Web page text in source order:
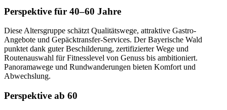
Perspektive für 40–60 Jahre
Diese Altersgruppe schätzt Qualitätswege, attraktive Gastro-
Angebote und Gepäcktransfer-Services. Der Bayerische Wald
punktet dank guter Beschilderung, zertifizierter Wege und
Routenauswahl für Fitnesslevel von Genuss bis ambitioniert.
Panoramawege und Rundwanderungen bieten Komfort und
Abwechslung.
Perspektive ab 60